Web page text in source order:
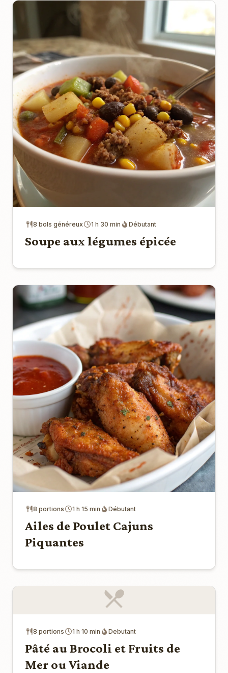
8 bols généreux 1 h 30 min Débutant
Soupe aux légumes épicée
8 portions 1 h 15 min Débutant
Ailes de Poulet Cajuns
Piquantes
8 portions 1 h 10 min Debutant
Pâté au Brocoli et Fruits de
Mer ou Viande